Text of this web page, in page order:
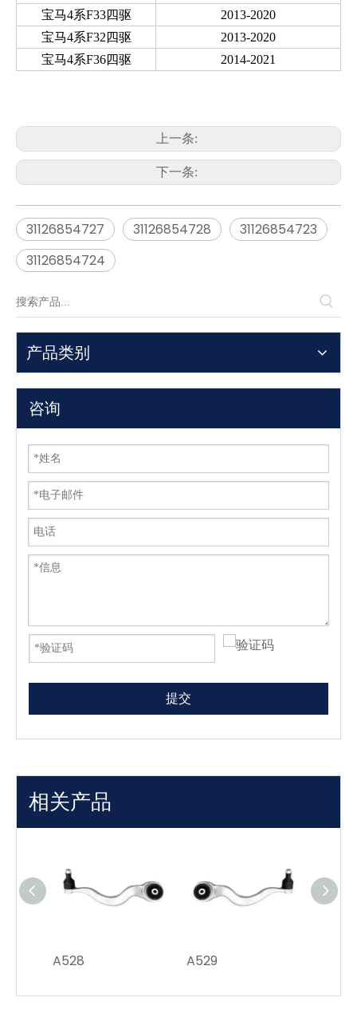
宝马4系F33四驱
2013-2020
宝马4系F32四驱
2013-2020
宝马4系F36四驱
2014-2021
上一条:
下一条:
31126854727 31126854728
31126854723
31126854724
产品类别
咨询
提交
相关产品
A528 A529